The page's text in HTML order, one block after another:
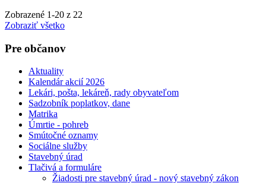
Zobrazené 1-20 z 22
Zobraziť všetko
Pre občanov
Aktuality
Kalendár akcií 2026
Lekári, pošta, lekáreň, rady obyvateľom
Sadzobník poplatkov, dane
Matrika
Úmrtie - pohreb
Smútočné oznamy
Sociálne služby
Stavebný úrad
Tlačivá a formuláre
Žiadosti pre stavebný úrad - nový stavebný zákon